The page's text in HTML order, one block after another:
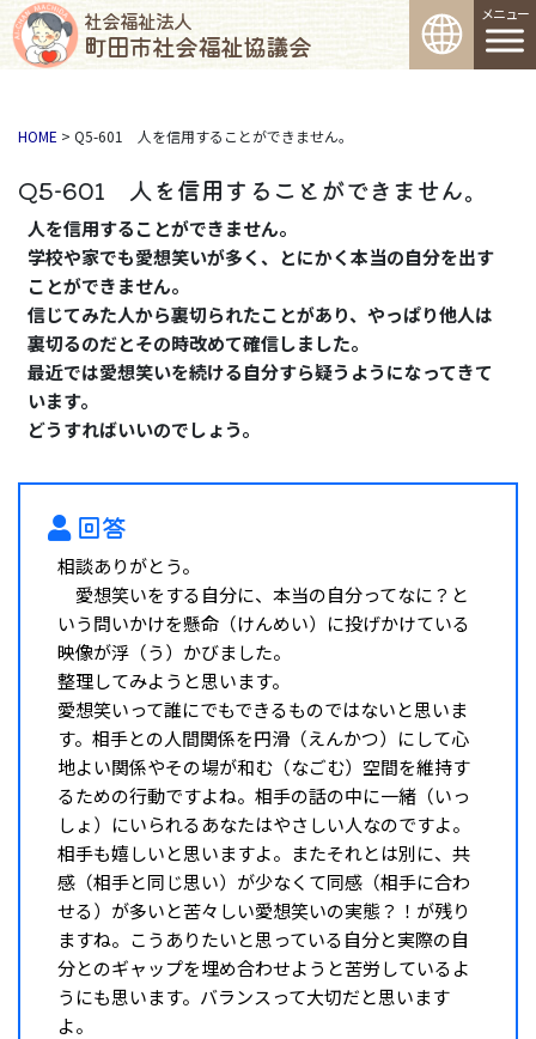
社会福祉法人
町田市社会福祉協議会
コンテンツへスキップ
メインナビゲーション
HOME > Q5-601 人を信用することができません。
Q5-601 人を信用することができません。
人を信用することができません。
学校や家でも愛想笑いが多く、とにかく本当の自分を出す
ことができません。
信じてみた人から裏切られたことがあり、やっぱり他人は
裏切るのだとその時改めて確信しました。
最近では愛想笑いを続ける自分すら疑うようになってきて
います。
どうすればいいのでしょう。
回答
相談ありがとう。
愛想笑いをする自分に、本当の自分ってなに？と
いう問いかけを懸命（けんめい）に投げかけている
映像が浮（う）かびました。
整理してみようと思います。
愛想笑いって誰にでもできるものではないと思いま
す。相手との人間関係を円滑（えんかつ）にして心
地よい関係やその場が和む（なごむ）空間を維持す
るための行動ですよね。相手の話の中に一緒（いっ
しょ）にいられるあなたはやさしい人なのですよ。
相手も嬉しいと思いますよ。またそれとは別に、共
感（相手と同じ思い）が少なくて同感（相手に合わ
せる）が多いと苦々しい愛想笑いの実態？！が残り
ますね。こうありたいと思っている自分と実際の自
分とのギャップを埋め合わせようと苦労しているよ
うにも思います。バランスって大切だと思います
よ。